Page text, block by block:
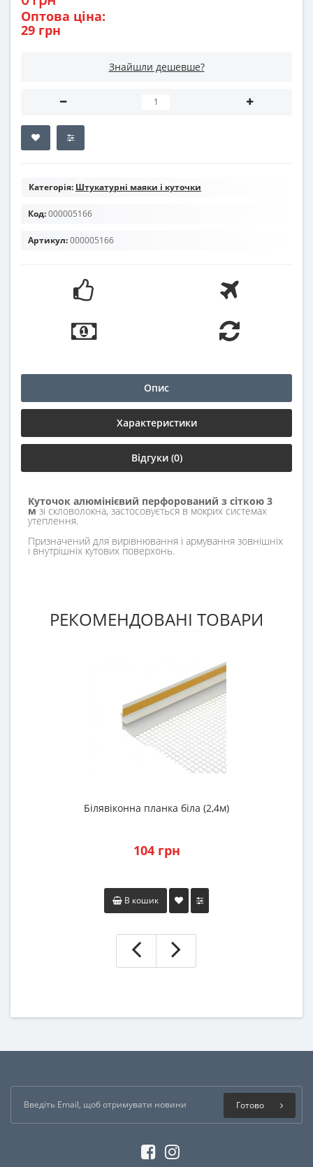
Оптова ціна:
29 грн
Знайшли дешевше?
Категорія: Штукатурні маяки і куточки
Код:000005166
Артикул:000005166
Опис
Характеристики
Відгуки (0)
Куточок алюмінієвий перфорований з сіткою 3
мзі скловолокна, застосовується в мокрих системах
утеплення.
Призначений для вирівнювання і армування зовнішніх
і внутрішніх кутових поверхонь.
РЕКОМЕНДОВАНІ ТОВАРИ
Білявіконна планка біла (2,4м)
104 грн
В кошик
Готово